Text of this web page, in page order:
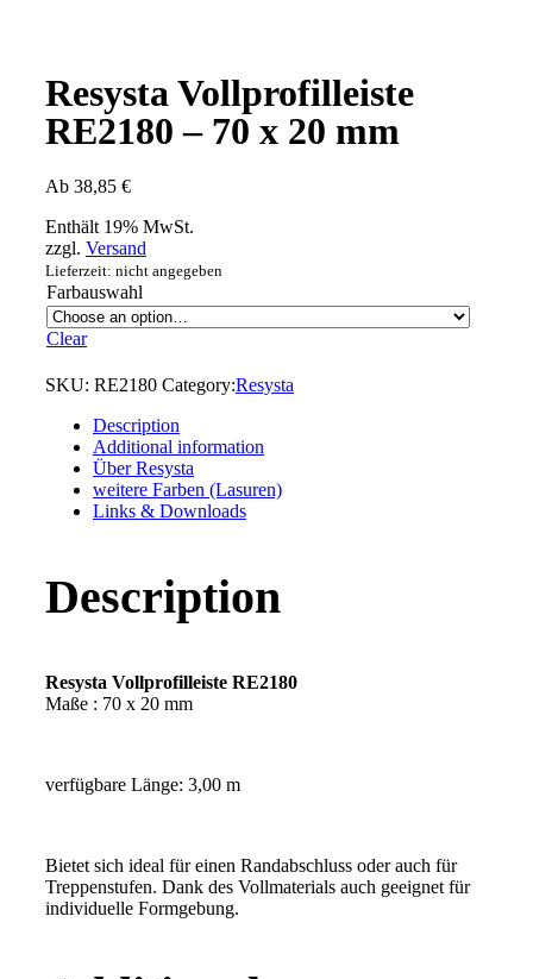
Resysta Vollprofilleiste
RE2180 – 70 x 20 mm
Ab 38,85 €
Enthält 19% MwSt.
zzgl. Versand
Lieferzeit: nicht angegeben
Farbauswahl
Clear
SKU: RE2180 Category:Resysta
Description
Additional information
Über Resysta
weitere Farben (Lasuren)
Links & Downloads
Description
Resysta Vollprofilleiste RE2180
Maße : 70 x 20 mm
verfügbare Länge: 3,00 m
Bietet sich ideal für einen Randabschluss oder auch für
Treppenstufen. Dank des Vollmaterials auch geeignet für
individuelle Formgebung.